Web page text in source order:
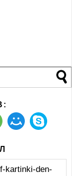
kartinki-den-